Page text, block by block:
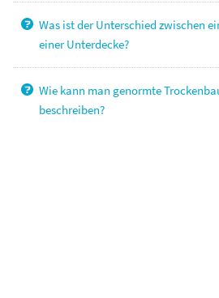
Was ist der Unterschied zwischen
einer Unterdecke?
Wie kann man genormte
beschreiben?